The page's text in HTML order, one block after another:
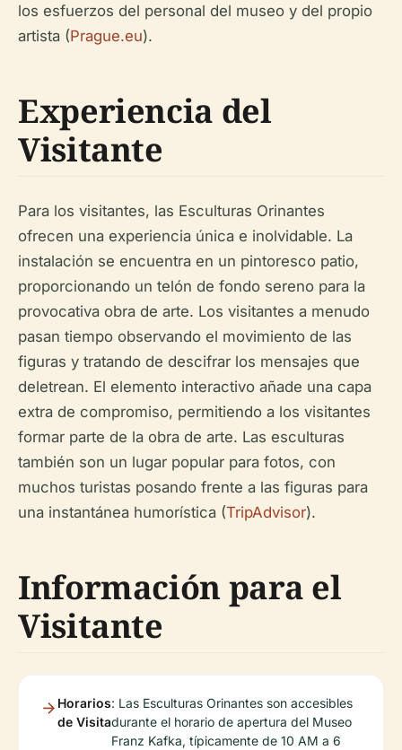
los esfuerzos del personal del museo y del propio
artista (Prague.eu).
Experiencia del
Visitante
Para los visitantes, las Esculturas Orinantes
ofrecen una experiencia única e inolvidable. La
instalación se encuentra en un pintoresco patio,
proporcionando un telón de fondo sereno para la
provocativa obra de arte. Los visitantes a menudo
pasan tiempo observando el movimiento de las
figuras y tratando de descifrar los mensajes que
deletrean. El elemento interactivo añade una capa
extra de compromiso, permitiendo a los visitantes
formar parte de la obra de arte. Las esculturas
también son un lugar popular para fotos, con
muchos turistas posando frente a las figuras para
una instantánea humorística (TripAdvisor).
Información para el
Visitante
Horarios
de Visita
: Las Esculturas Orinantes son accesibles
durante el horario de apertura del Museo
Franz Kafka, típicamente de 10 AM a 6